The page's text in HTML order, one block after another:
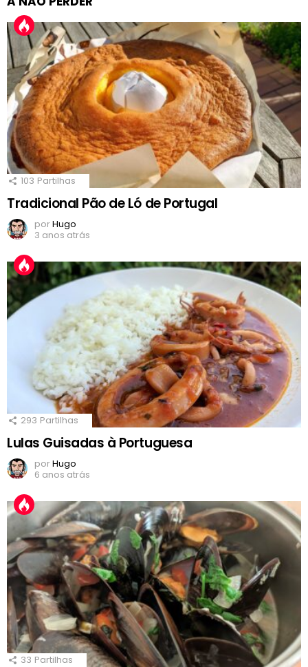
103 Partilhas
Tradicional Pão de Ló de Portugal
porHugo
3 anos atrás
293 Partilhas
Lulas Guisadas à Portuguesa
porHugo
6 anos atrás
33 Partilhas